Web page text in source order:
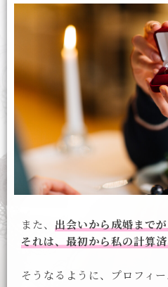
また、 出会いから成婚まで
それは、最初から私の計算
そうなるように、プロフィ